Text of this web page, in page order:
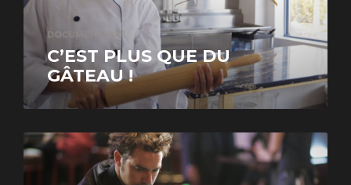
DOCUMENTAIRE
C’EST PLUS QUE DU
GÂTEAU !